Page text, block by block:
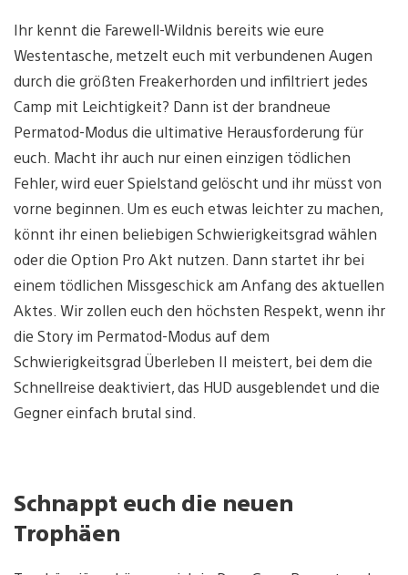
Ihr kennt die Farewell-Wildnis bereits wie eure
Westentasche, metzelt euch mit verbundenen Augen
durch die größten Freakerhorden und infiltriert jedes
Camp mit Leichtigkeit? Dann ist der brandneue
Permatod-Modus die ultimative Herausforderung für
euch. Macht ihr auch nur einen einzigen tödlichen
Fehler, wird euer Spielstand gelöscht und ihr müsst von
vorne beginnen. Um es euch etwas leichter zu machen,
könnt ihr einen beliebigen Schwierigkeitsgrad wählen
oder die Option Pro Akt nutzen. Dann startet ihr bei
einem tödlichen Missgeschick am Anfang des aktuellen
Aktes. Wir zollen euch den höchsten Respekt, wenn ihr
die Story im Permatod-Modus auf dem
Schwierigkeitsgrad Überleben II meistert, bei dem die
Schnellreise deaktiviert, das HUD ausgeblendet und die
Gegner einfach brutal sind.
Schnappt euch die neuen
Trophäen